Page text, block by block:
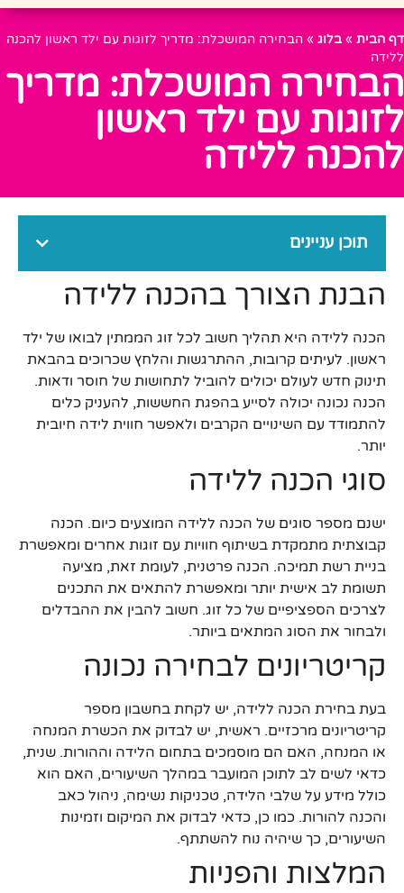
דף הבית » בלוג » הבחירה המושכלת: מדריך לזוגות עם ילד ראשון להכנה
ללידה
הבחירה המושכלת: מדריך
לזוגות עם ילד ראשון
להכנה ללידה
תוכן עניינים
הבנת הצורך בהכנה ללידה
הכנה ללידה היא תהליך חשוב לכל זוג הממתין לבואו של ילד
ראשון. לעיתים קרובות, ההתרגשות והלחץ שכרוכים בהבאת
תינוק חדש לעולם יכולים להוביל לתחושות של חוסר ודאות.
הכנה נכונה יכולה לסייע בהפגת החששות, להעניק כלים
להתמודד עם השינויים הקרבים ולאפשר חווית לידה חיובית
יותר.
סוגי הכנה ללידה
ישנם מספר סוגים של הכנה ללידה המוצעים כיום. הכנה
קבוצתית מתמקדת בשיתוף חוויות עם זוגות אחרים ומאפשרת
בניית רשת תמיכה. הכנה פרטנית, לעומת זאת, מציעה
תשומת לב אישית יותר ומאפשרת להתאים את התכנים
לצרכים הספציפיים של כל זוג. חשוב להבין את ההבדלים
ולבחור את הסוג המתאים ביותר.
קריטריונים לבחירה נכונה
בעת בחירת הכנה ללידה, יש לקחת בחשבון מספר
קריטריונים מרכזיים. ראשית, יש לבדוק את הכשרת המנחה
או המנחה, האם הם מוסמכים בתחום הלידה וההורות. שנית,
כדאי לשים לב לתוכן המועבר במהלך השיעורים, האם הוא
כולל מידע על שלבי הלידה, טכניקות נשימה, ניהול כאב
והכנה להורות. כמו כן, כדאי לבדוק את המיקום וזמינות
השיעורים, כך שיהיה נוח להשתתף.
המלצות והפניות